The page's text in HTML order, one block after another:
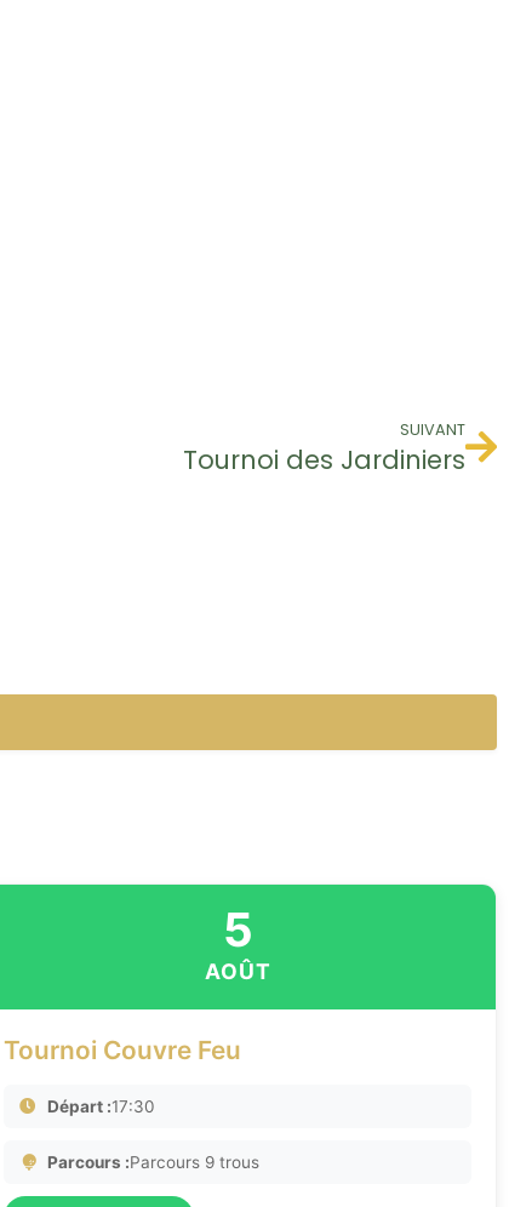
SUIVANT
Tournoi des Jardiniers
5
AOÛT
Tournoi Couvre Feu
Départ :17:30
Parcours :Parcours 9 trous